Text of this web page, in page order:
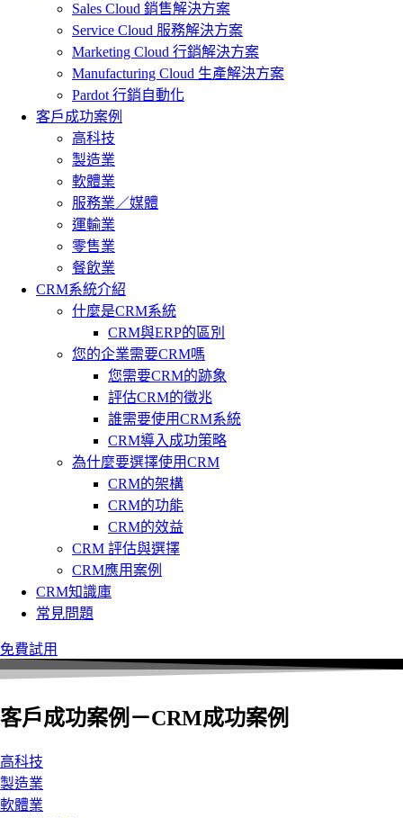
Sales Cloud 銷售解決方案
Service Cloud 服務解決方案
Marketing Cloud 行銷解決方案
Manufacturing Cloud 生產解決方案
Pardot 行銷自動化
客戶成功案例
高科技
製造業
軟體業
服務業／媒體
運輸業
零售業
餐飲業
CRM系統介紹
什麼是CRM系統
CRM與ERP的區別
您的企業需要CRM嗎
您需要CRM的跡象
評估CRM的徵兆
誰需要使用CRM系統
CRM導入成功策略
為什麼要選擇使用CRM
CRM的架構
CRM的功能
CRM的效益
CRM 評估與選擇
CRM應用案例
CRM知識庫
常見問題
免費試用
客戶成功案例－CRM成功案例
高科技
製造業
軟體業